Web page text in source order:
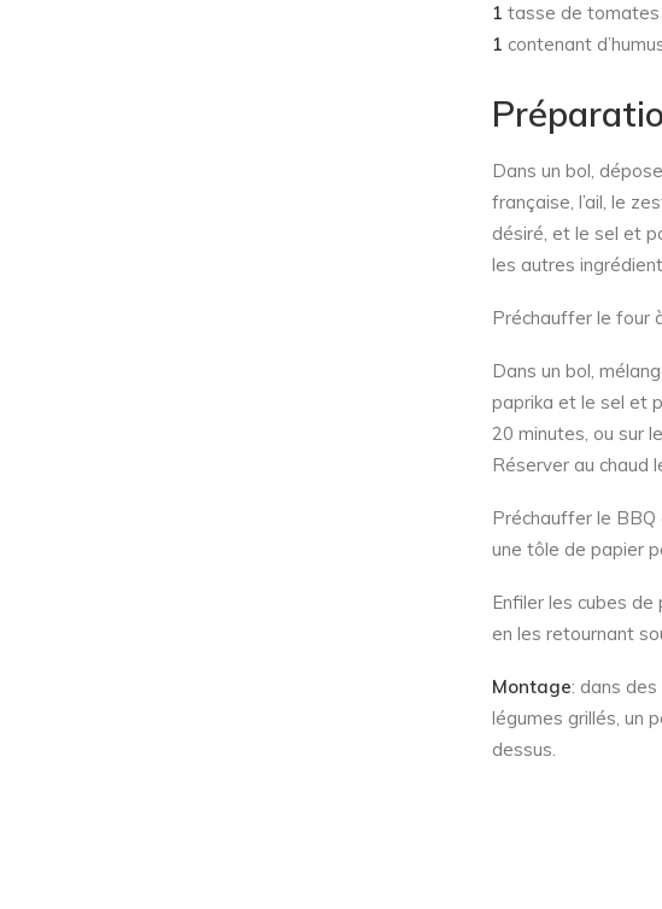
1 tasse de tomates
1 contenant
Dans un bol,
française, l’ail, le
désiré, et le sel et
les autres
Préchauffer le four
Dans un bol,
paprika et le sel et
20 minutes, ou sur
Réserver au chaud
Préchauffer le
une tôle de papier
Enfiler les cubes
en les retournant
Montage: dans
légumes grillés, un
dessus.